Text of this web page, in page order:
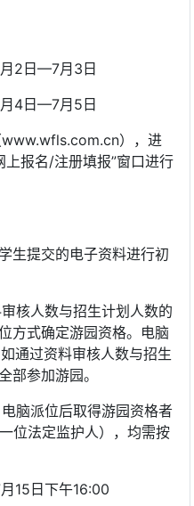
2日—7月3日
4日—7月5日
），进
上报名/注册填报”窗口进行
生提交的电子资料进行初
核人数与招生计划人数的
方式确定游园资格。电脑
通过资料审核人数与招生
部参加游园。
脑派位后取得游园资格者
位法定监护人），均需按
15日下午16:00